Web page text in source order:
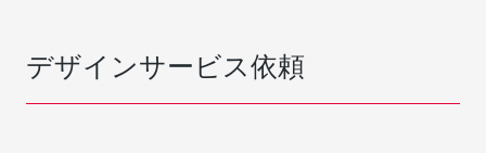
デザインサービス依頼